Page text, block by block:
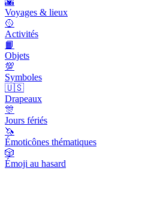
Voyages & lieux
🥎
Activités
📙
Objets
💯
Symboles
🇺🇸
Drapeaux
🎊
Jours fériés
🦄
Émoticônes thématiques
🎲
Émoji au hasard